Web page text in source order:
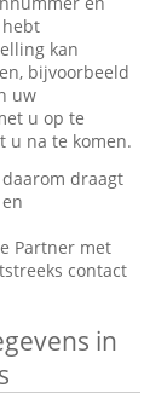
kan
bijvoorbeeld
uw
u op te
u na te komen.
draagt
Partner met
contact
in